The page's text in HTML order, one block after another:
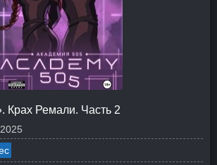
Крах Ремали. Часть 2